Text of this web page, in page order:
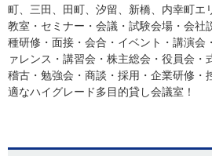
町、三田、田町、汐留、新橋、内幸町エ
教室・セミナー・会議・試験会場・会社
種研修・面接・会合・イベント・講演会
ァレンス・講習会・株主総会・役員会・
稽古・勉強会・商談・採用・企業研修・
適なハイグレード多目的貸し会議室！